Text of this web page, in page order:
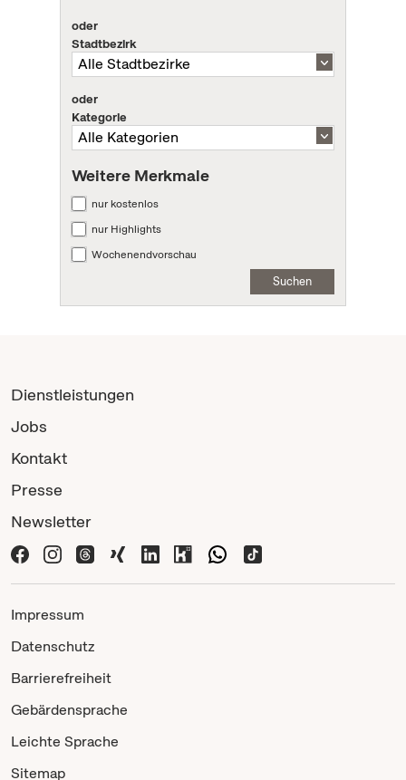
oder
Stadtbezirk
oder
Kategorie
Weitere Merkmale
nur kostenlos
nur Highlights
Wochenendvorschau
Suchen
Dienstleistungen
Jobs
Kontakt
Presse
Newsletter
Impressum
Datenschutz
Barrierefreiheit
Gebärdensprache
Leichte Sprache
Sitemap